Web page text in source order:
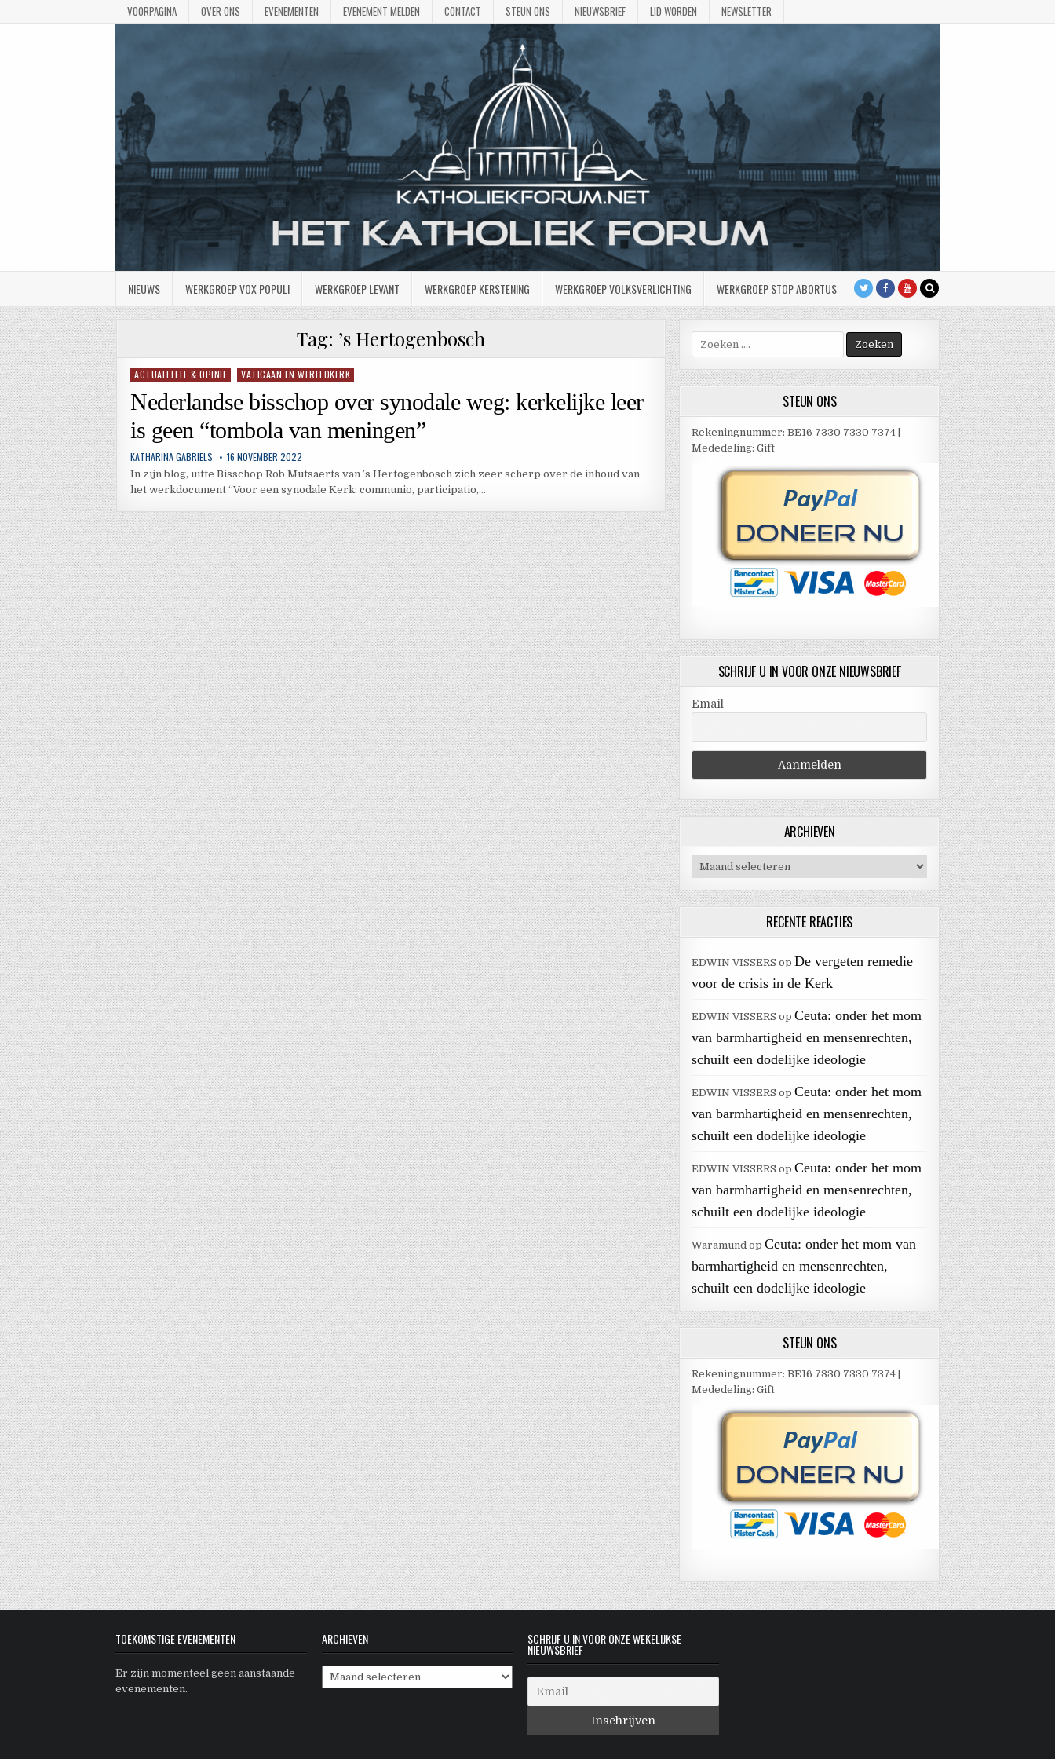
VOORPAGINA OVER ONS EVENEMENTEN EVENEMENT MELDEN CONTACT STEUN ONS NIEUWSBRIEF LID WORDEN NEWSLETTER
NIEUWS WERKGROEP VOX POPULI WERKGROEP LEVANT WERKGROEP KERSTENING WERKGROEP VOLKSVERLICHTING WERKGROEP STOP ABORTUS
Tag: ’s Hertogenbosch
Geplaatst
ACTUALITEIT & OPINIE VATICAAN EN WERELDKERK
Nederlandse bisschop over synodale weg: kerkelijke leer
is geen “tombola van meningen”
KATHARINA GABRIELS 16 NOVEMBER 2022
In zijn blog, uitte Bisschop Rob Mutsaerts van ’s Hertogenbosch zich zeer scherp over de inhoud van
het werkdocument “Voor een synodale Kerk: communio, participatio,…
Zoek
naar:
STEUN ONS
Rekeningnummer: BE16 7330 7330 7374 |
Mededeling: Gift
SCHRIJF U IN VOOR ONZE NIEUWSBRIEF
Email
ARCHIEVEN
Archieven
RECENTE REACTIES
EDWIN VISSERS opDe vergeten remedie
voor de crisis in de Kerk
EDWIN VISSERS opCeuta: onder het mom
van barmhartigheid en mensenrechten,
schuilt een dodelijke ideologie
EDWIN VISSERS opCeuta: onder het mom
van barmhartigheid en mensenrechten,
schuilt een dodelijke ideologie
EDWIN VISSERS opCeuta: onder het mom
van barmhartigheid en mensenrechten,
schuilt een dodelijke ideologie
Waramund opCeuta: onder het mom van
barmhartigheid en mensenrechten,
schuilt een dodelijke ideologie
STEUN ONS
Rekeningnummer: BE16 7330 7330 7374 |
Mededeling: Gift
TOEKOMSTIGE EVENEMENTEN
Er zijn momenteel geen aanstaande
evenementen.
ARCHIEVEN
Archieven
SCHRIJF U IN VOOR ONZE WEKELIJKSE
NIEUWSBRIEF